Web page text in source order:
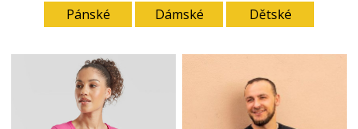
Pánské Dámské Dětské